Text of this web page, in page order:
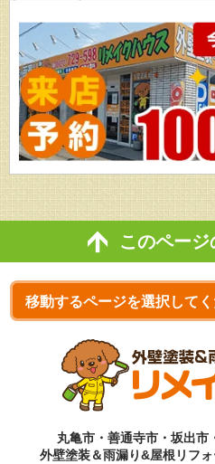
このペー
丸亀市・善通寺市・坂出市
外壁塗装＆雨漏り&屋根リフ